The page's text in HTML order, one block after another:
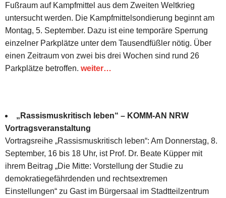
Fußraum auf Kampfmittel aus dem Zweiten Weltkrieg
untersucht werden. Die Kampfmittelsondierung beginnt am
Montag, 5. September. Dazu ist eine temporäre Sperrung
einzelner Parkplätze unter dem Tausendfüßler nötig. Über
einen Zeitraum von zwei bis drei Wochen sind rund 26
Parkplätze betroffen. weiter…
„Rassismuskritisch leben“ – KOMM-AN NRW
Vortragsveranstaltung
Vortragsreihe „Rassismuskritisch leben“: Am Donnerstag, 8.
September, 16 bis 18 Uhr, ist Prof. Dr. Beate Küpper mit
ihrem Beitrag „Die Mitte: Vorstellung der Studie zu
demokratiegefährdenden und rechtsextremen
Einstellungen“ zu Gast im Bürgersaal im Stadtteilzentrum